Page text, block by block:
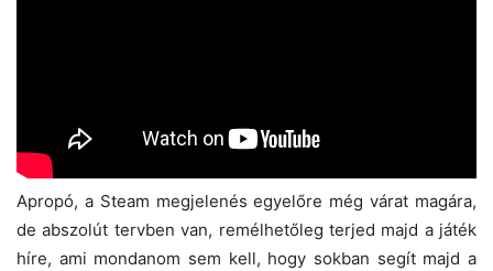
Apropó, a Steam megjelenés egyelőre még várat magára,
de abszolút tervben van, remélhetőleg terjed majd a játék
híre, ami mondanom sem kell, hogy sokban segít majd a